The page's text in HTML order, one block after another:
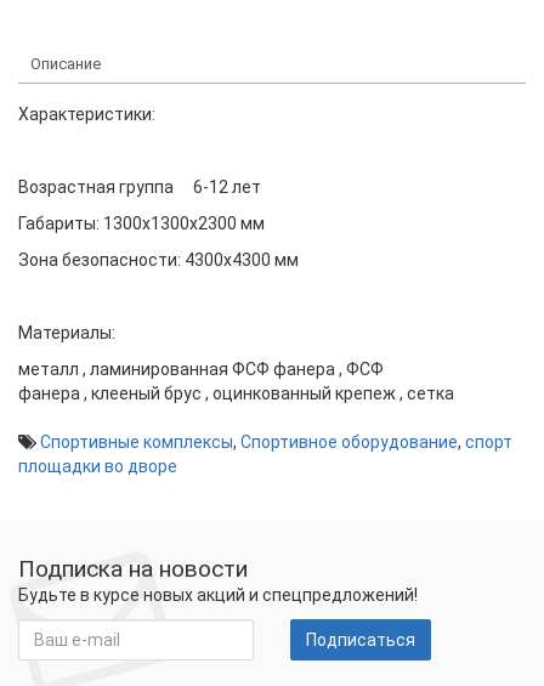
Описание
Характеристики:
Возрастная группа
6-12 лет
Габариты: 1300x1300x2300 мм
Зона безопасности: 4300x4300 мм
Материалы:
металл , ламинированная ФСФ фанера , ФСФ
фанера , клееный брус , оцинкованный крепеж , сетка
Спортивные комплексы, Спортивное оборудование, спорт
площадки во дворе
Подписка на новости
Будьте в курсе новых акций и спецпредложений!
Подписаться